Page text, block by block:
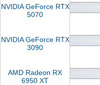
NVIDIA GeForce RTX
5070
NVIDIA GeForce RTX
3090
AMD Radeon RX
6950 XT